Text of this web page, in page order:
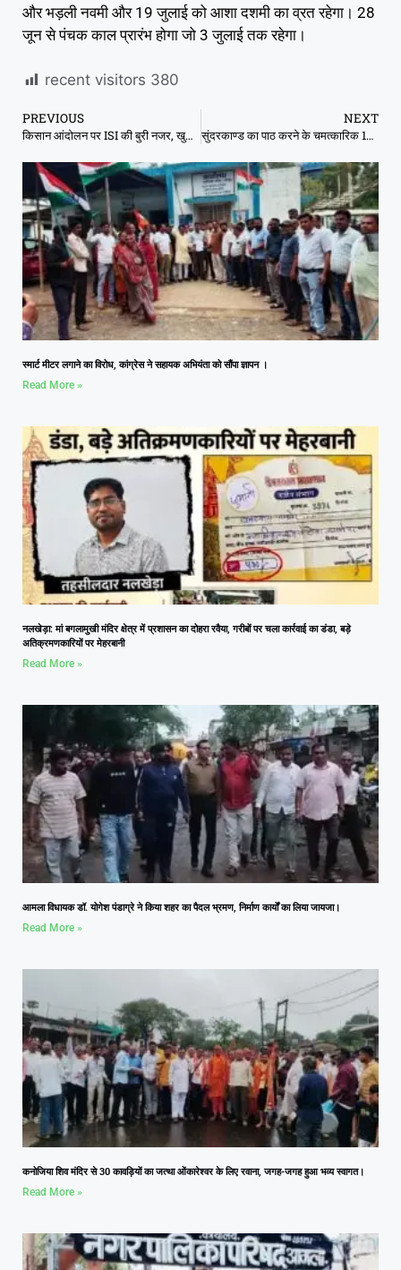
और भड़ली नवमी और 19 जुलाई को आशा दशमी का व्रत रहेगा। 28
जून से पंचक काल प्रारंभ होगा जो 3 जुलाई तक रहेगा।
recent visitors 380
PREVIOUS
किसान आंदोलन पर ISI की बुरी नजर, खुफिया एजेंसियों ने जारी किया अलर्ट
NEXT
सुंदरकाण्ड का पाठ करने के चमत्कारिक 10 फायदे
स्मार्ट मीटर लगाने का विरोध, कांग्रेस ने सहायक अभियंता को सौंपा ज्ञापन ।
Read More »
नलखेड़ा: मां बगलामुखी मंदिर क्षेत्र में प्रशासन का दोहरा रवैया, गरीबों पर चला कार्रवाई का डंडा, बड़े
अतिक्रमणकारियों पर मेहरबानी
Read More »
आमला विधायक डॉ. योगेश पंडाग्रे ने किया शहर का पैदल भ्रमण, निर्माण कार्यों का लिया जायजा।
Read More »
कनोजिया शिव मंदिर से 30 कावड़ियों का जत्था ओंकारेश्वर के लिए रवाना, जगह-जगह हुआ भव्य स्वागत।
Read More »